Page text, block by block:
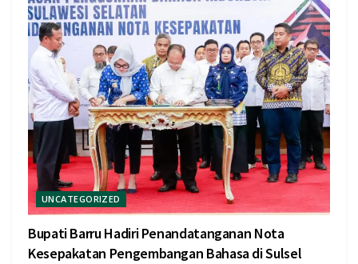
UNCATEGORIZED
Bupati Barru Hadiri Penandatanganan Nota
Kesepakatan Pengembangan Bahasa di Sulsel